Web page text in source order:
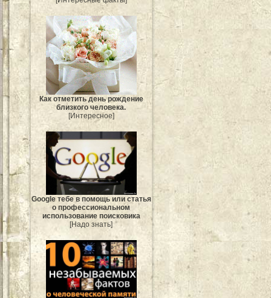
Как отметить день рождение
близкого человека.
[Интересное]
Google тебе в помощь или статья
о профессиональном
использование поисковика
[Надо знать]